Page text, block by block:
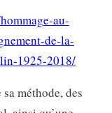
au-
de-la-
1925-2018/
méthode, des